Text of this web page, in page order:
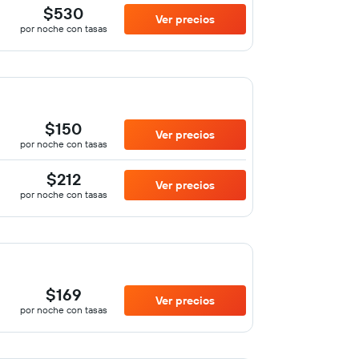
$530
por noche con tasas
Ver precios
$150
por noche con tasas
Ver precios
$212
por noche con tasas
Ver precios
$169
por noche con tasas
Ver precios